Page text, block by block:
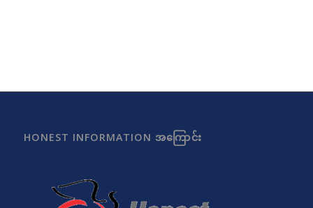
HONEST INFORMATION အကြောင်း